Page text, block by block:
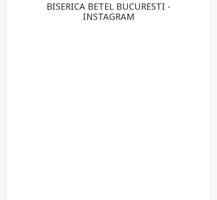
BISERICA BETEL BUCURESTI -
INSTAGRAM